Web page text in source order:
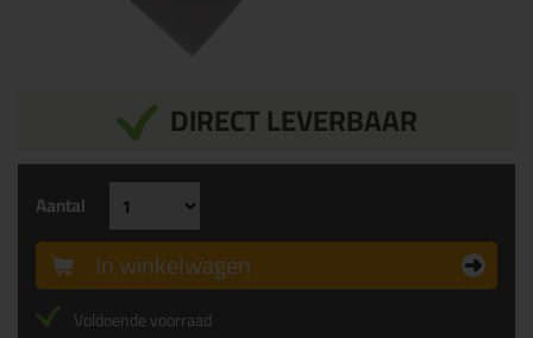
DIRECT LEVERBAAR
Aantal
In winkelwagen
Voldoende voorraad